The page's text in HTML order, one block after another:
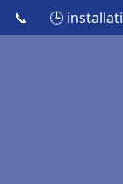
📞 🕒